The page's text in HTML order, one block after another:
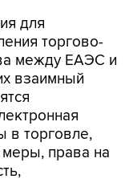
для
торгово-
между ЕАЭС и
взаимный
в торговле,
права на